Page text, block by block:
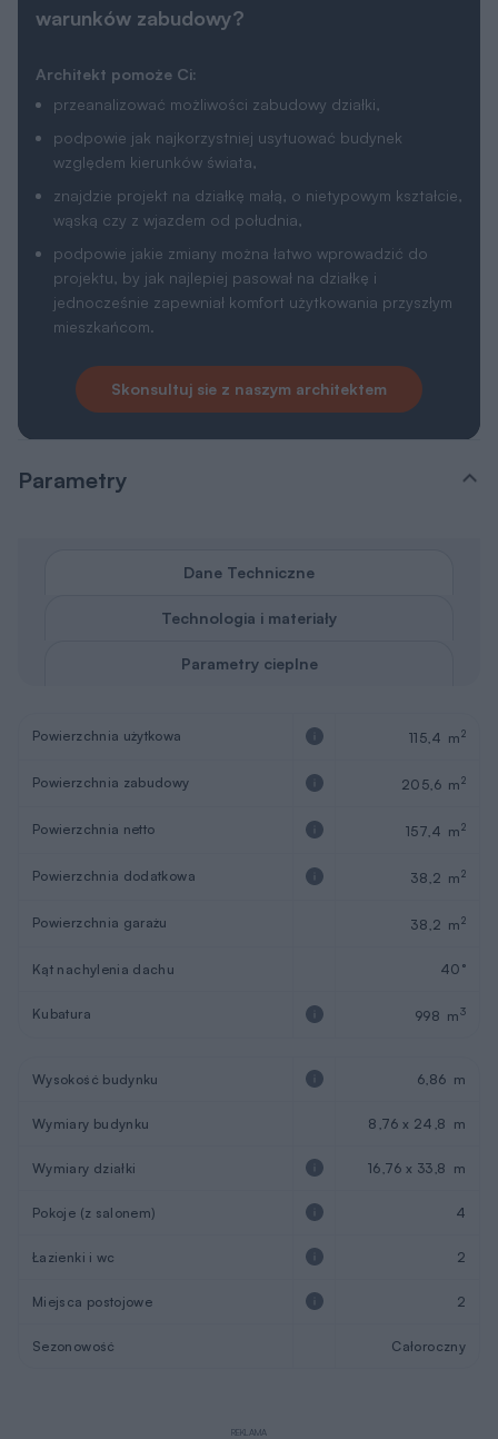
warunków zabudowy?
Architekt pomoże Ci:
przeanalizować możliwości zabudowy działki,
podpowie jak najkorzystniej usytuować budynek
względem kierunków świata,
znajdzie projekt na działkę małą, o nietypowym kształcie,
wąską czy z wjazdem od południa,
podpowie jakie zmiany można łatwo wprowadzić do
projektu, by jak najlepiej pasował na działkę i
jednocześnie zapewniał komfort użytkowania przyszłym
mieszkańcom.
Skonsultuj sie z naszym architektem
Parametry
Dane Techniczne
Technologia i materiały
Parametry cieplne
Powierzchnia użytkowa 115,4 m2
Powierzchnia zabudowy 205,6 m2
Powierzchnia netto 157,4 m2
Powierzchnia dodatkowa 38,2 m2
Powierzchnia garażu 38,2 m2
Kąt nachylenia dachu 40°
Kubatura 998 m3
Wysokość budynku 6,86 m
Wymiary budynku 8,76 x 24,8 m
Wymiary działki 16,76 x 33,8 m
Pokoje (z salonem) 4
Łazienki i wc 2
Miejsca postojowe 2
Sezonowość Całoroczny
REKLAMA